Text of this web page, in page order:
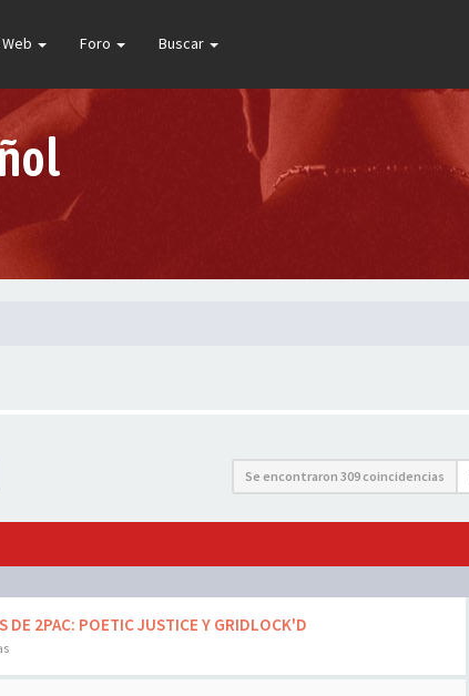
Web Foro Buscar
Se encontraron 309 coincidencias
DE 2PAC: POETIC JUSTICE Y GRIDLOCK'D